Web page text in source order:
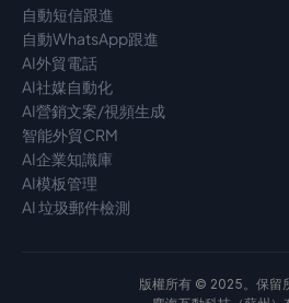
自動短信跟進
自動WhatsApp跟進
AI外貿電話
AI社媒自動化
AI營銷文案/視頻生成
智能外貿CRM
AI企業知識庫
AI模板管理
AI 垃圾郵件檢測
版權所有 © 2025。保留